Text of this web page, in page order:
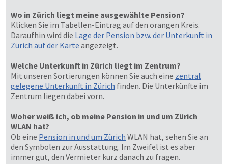
Wo in Zürich liegt meine ausgewählte Pension?
Klicken Sie im Tabellen-Eintrag auf den orangen Kreis.
Daraufhin wird die Lage der Pension bzw. der Unterkunft in
Zürich auf der Karte angezeigt.
Welche Unterkunft in Zürich liegt im Zentrum?
Mit unseren Sortierungen können Sie auch eine zentral
gelegene Unterkunft in Zürich finden. Die Unterkünfte im
Zentrum liegen dabei vorn.
Woher weiß ich, ob meine Pension in und um Zürich
WLAN hat?
Ob eine Pension in und um Zürich WLAN hat, sehen Sie an
den Symbolen zur Ausstattung. Im Zweifel ist es aber
immer gut, den Vermieter kurz danach zu fragen.